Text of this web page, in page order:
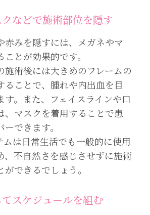
などで施術部位を隠す
赤みを隠すには、メガネやマ
とが効果的です。
施術後には大きめのフレームの
ることで、腫れや内出血を目
す。また、フェイスラインや口
、マスクを着用することで患
できます。
ムは日常生活でも一般的に使用
、不自然さを感じさせずに施術
できるでしょう。
スケジュールを組む